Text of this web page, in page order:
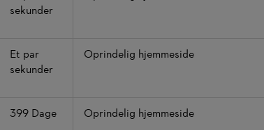
sekunder
Et par
sekunder
Oprindelig hjemmeside
399 Dage Oprindelig hjemmeside